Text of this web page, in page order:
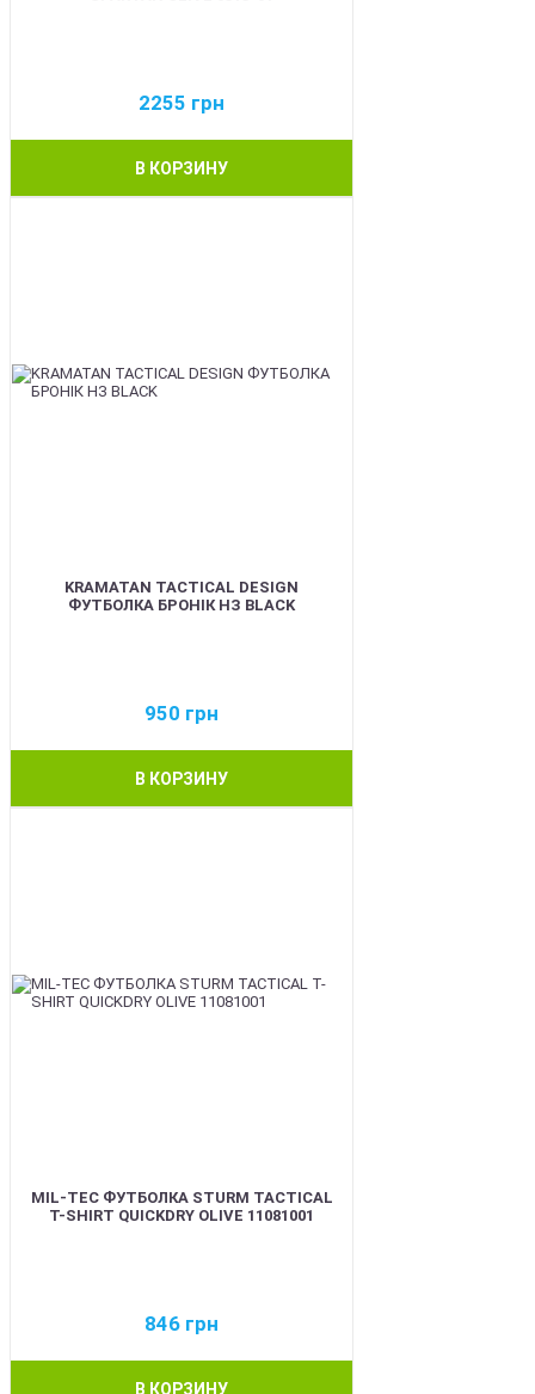
2255 грн
В КОРЗИНУ
KRAMATAN TACTICAL DESIGN
ФУТБОЛКА БРОНІК НЗ BLACK
950 грн
В КОРЗИНУ
MIL-TEC ФУТБОЛКА STURM TACTICAL
T-SHIRT QUICKDRY OLIVE 11081001
846 грн
В КОРЗИНУ